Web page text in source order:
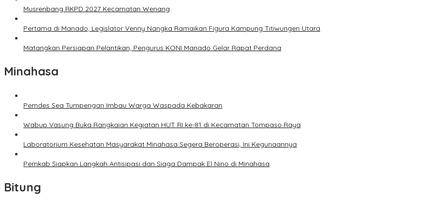
Musrenbang RKPD 2027 Kecamatan Wenang
Pertama di Manado, Legislator Venny Nangka Ramaikan Figura Kampung Titiwungen Utara
Matangkan Persiapan Pelantikan, Pengurus KONI Manado Gelar Rapat Perdana
Minahasa
Pemdes Sea Tumpengan Imbau Warga Waspada Kebakaran
Wabup Vasung Buka Rangkaian Kegiatan HUT RI ke-81 di Kecamatan Tompaso Raya
Laboratorium Kesehatan Masyarakat Minahasa Segera Beroperasi, Ini Kegunaannya
Pemkab Siapkan Langkah Antisipasi dan Siaga Dampak El Nino di Minahasa
Bitung